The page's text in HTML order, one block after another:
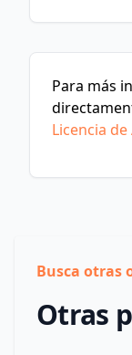
Para más
Licencia
Busca otras
Otras